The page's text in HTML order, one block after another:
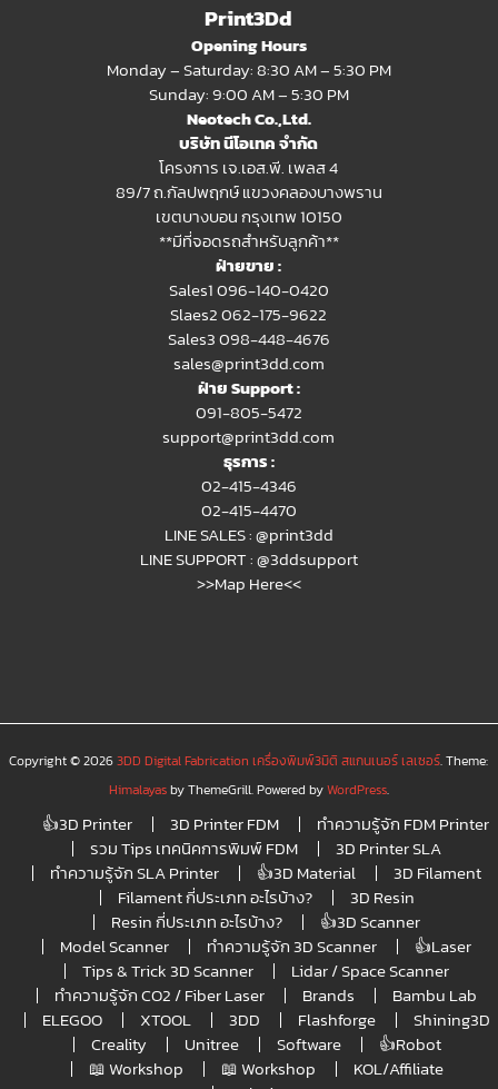
Print3Dd
Opening Hours
Monday – Saturday: 8:30 AM – 5:30 PM
Sunday: 9:00 AM – 5:30 PM
Neotech Co.,Ltd.
บริษัท นีโอเทค จำกัด
โครงการ เจ.เอส.พี. เพลส 4
89/7 ถ.กัลปพฤกษ์ แขวงคลองบางพราน
เขตบางบอน กรุงเทพ 10150
**มีที่จอดรถสำหรับลูกค้า**
ฝ่ายขาย :
Sales1 096-140-0420
Slaes2062-175-9622
Sales3 098-448-4676
sales@print3dd.com
ฝ่าย Support :
091-805-5472
support@print3dd.com
ธุรการ :
02-415-4346
02-415-4470
LINE SALES :@print3dd
LINE SUPPORT :@3ddsupport
>>Map Here<<
Copyright © 20263DD Digital Fabrication เครื่องพิมพ์3มิติ สแกนเนอร์ เลเซอร์. Theme:
Himalayasby ThemeGrill. Powered byWordPress.
👍3D Printer 3D Printer FDM
ทำความรู้จัก FDM Printer
รวม Tips เทคนิคการพิมพ์ FDM
3D Printer SLA
ทำความรู้จัก SLA Printer
👍3D Material
3D Filament
Filament กี่ประเภท อะไรบ้าง?
3D Resin
Resin กี่ประเภท อะไรบ้าง?
👍3D Scanner
Model Scanner
ทำความรู้จัก 3D Scanner
👍Laser
Tips & Trick 3D Scanner
Lidar / Space Scanner
ทำความรู้จัก CO2 / Fiber Laser
Brands
Bambu Lab
ELEGOO
XTOOL 3DD Flashforge
Shining3D
Creality
Unitree Software
👍Robot
📖 Workshop
📖 Workshop
KOL/Affiliate